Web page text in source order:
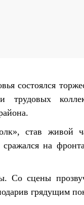
состоялся
став живой
на
Со сцены
грядущим